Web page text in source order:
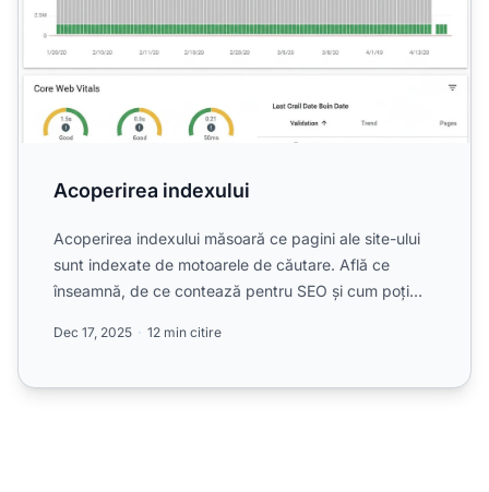
Acoperirea indexului
Acoperirea indexului măsoară ce pagini ale site-ului
sunt indexate de motoarele de căutare. Află ce
înseamnă, de ce contează pentru SEO și cum poți
Dec 17, 2025 12 min citire